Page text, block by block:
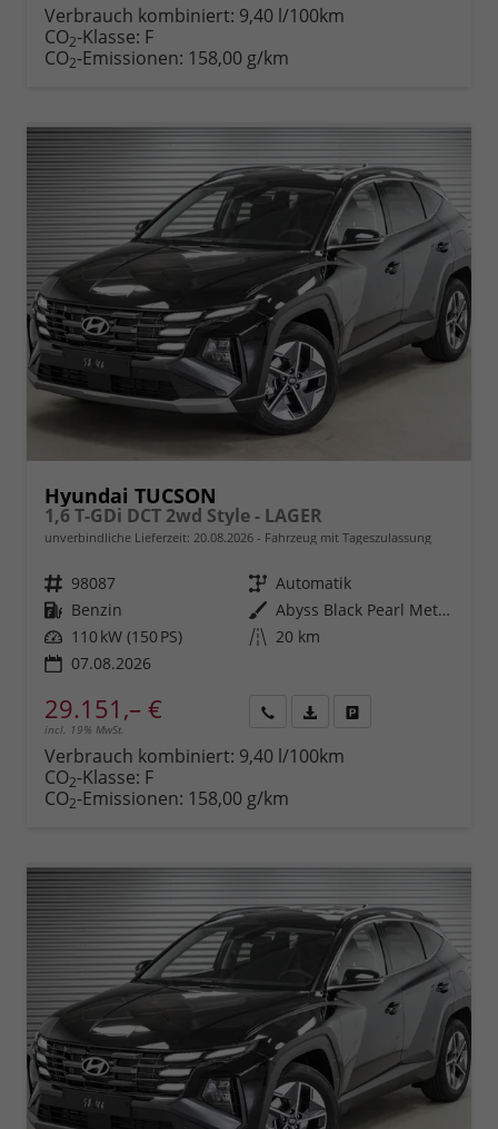
anfordern
Datei,
Verbrauch kombiniert: 9,40 l/100km
CO2-Klasse: F
CO2-Emissionen: 158,00 g/km
Hyundai TUCSON
1,6 T-GDi DCT 2wd Style - LAGER
unverbindliche Lieferzeit: 20.08.2026 Fahrzeug mit Tageszulassung
Fahrzeugnr. 98087 Getriebe Automatik
Kraftstoff Benzin Außenfarbe
Abyss Black Pearl Metallic ()
Leistung 110 kW (150 PS) Kilometerstand 20 km
07.08.2026
29.151,– €
incl. 19% MwSt.
anfordern
Datei,
Verbrauch kombiniert: 9,40 l/100km
CO2-Klasse: F
CO2-Emissionen: 158,00 g/km